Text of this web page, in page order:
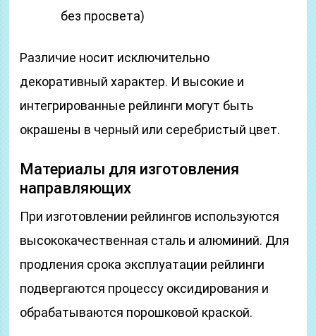
без просвета)
Различие носит исключительно
декоративный характер. И высокие и
интегрированные рейлинги могут быть
окрашены в черный или серебристый цвет.
Материалы для изготовления
направляющих
При изготовлении рейлингов используются
высококачественная сталь и алюминий. Для
продления срока эксплуатации рейлинги
подвергаются процессу оксидирования и
обрабатываются порошковой краской.